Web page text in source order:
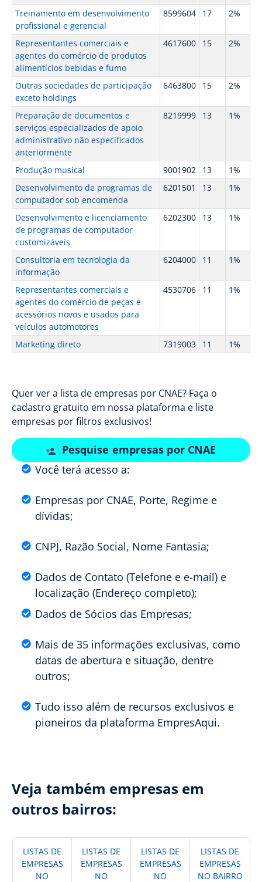
Treinamento em desenvolvimento
profissional e gerencial
8599604 17 2%
Representantes comerciais e
agentes do comércio de produtos
alimentícios bebidas e fumo
4617600 15 2%
Outras sociedades de participação
exceto holdings
6463800 15 2%
Preparação de documentos e
serviços especializados de apoio
administrativo não especificados
anteriormente
8219999 13 1%
Produção musical 9001902 13
1%
Desenvolvimento de programas de
computador sob encomenda
6201501 13 1%
Desenvolvimento e licenciamento
de programas de computador
customizáveis
6202300 13 1%
Consultoria em tecnologia da
informação
6204000 11 1%
Representantes comerciais e
agentes do comércio de peças e
acessórios novos e usados para
veículos automotores
4530706 11 1%
Marketing direto 7319003 11 1%
Quer ver a lista de empresas por CNAE? Faça o
cadastro gratuito em nossa plataforma e liste
empresas por filtros exclusivos!
Pesquise empresas por CNAE
Você terá acesso a:
Empresas por CNAE, Porte, Regime e
dívidas;
CNPJ, Razão Social, Nome Fantasia;
Dados de Contato (Telefone e e-mail) e
localização (Endereço completo);
Dados de Sócios das Empresas;
Mais de 35 informações exclusivas, como
datas de abertura e situação, dentre
outros;
Tudo isso além de recursos exclusivos e
pioneiros da plataforma EmpresAqui.
Veja também empresas em
outros bairros:
LISTAS DE
EMPRESAS
NO
LISTAS DE
EMPRESAS
NO
LISTAS DE
EMPRESAS
NO
LISTAS DE
EMPRESAS
NO BAIRRO